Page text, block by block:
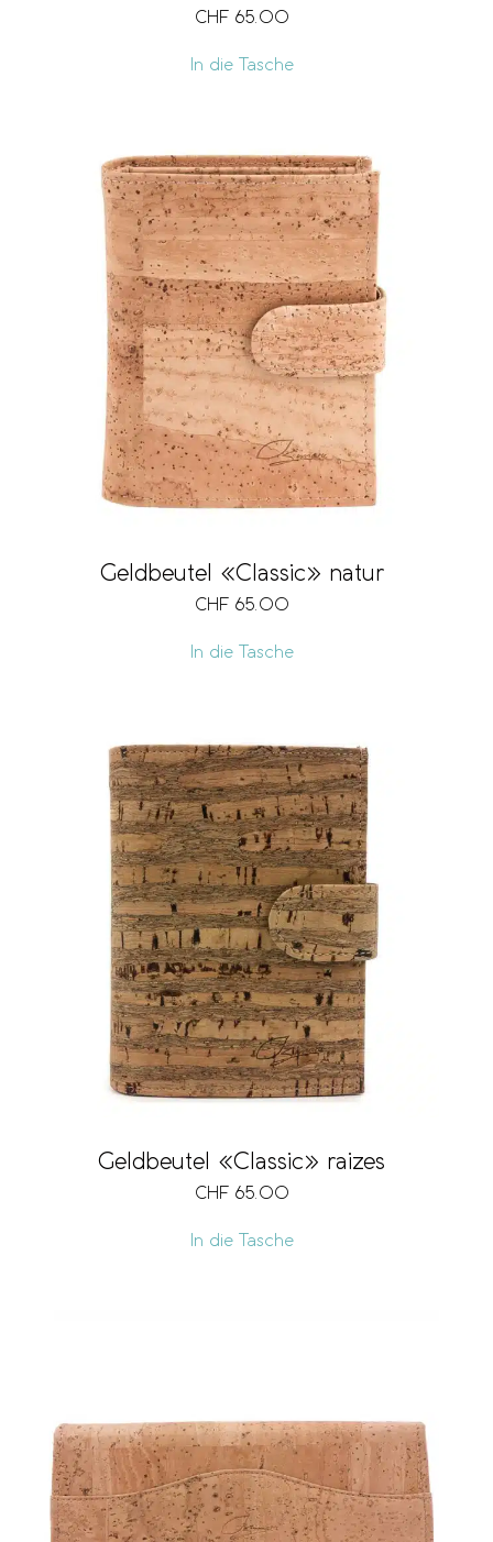
CHF 65.00
In die Tasche
Geldbeutel «Classic» natur
CHF 65.00
In die Tasche
Geldbeutel «Classic» raizes
CHF 65.00
In die Tasche